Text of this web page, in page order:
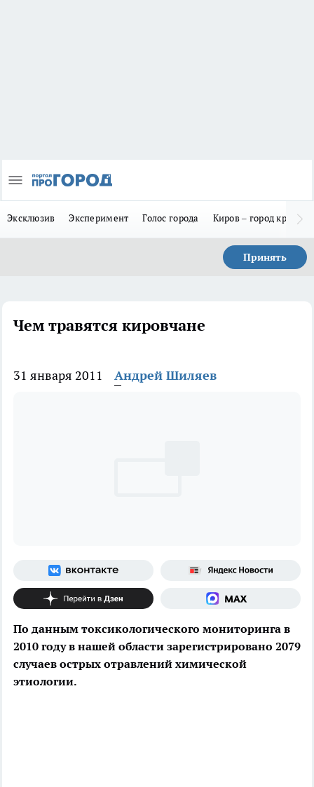
Эксклюзив Эксперимент Голос города Киров – город
Принять
Чем травятся кировчане
31 января 2011 Андрей Шиляев
По данным токсикологического мониторинга в
2010 году в нашей области зарегистрировано 2079
случаев острых отравлений химической
этиологии.